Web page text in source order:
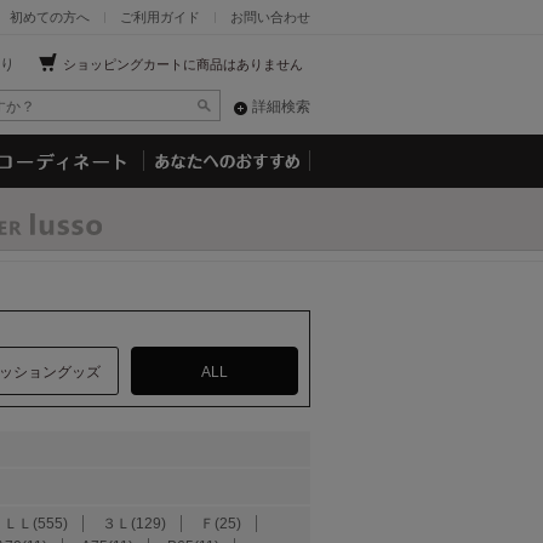
お問い合わせ
ご利用ガイド
初めての方へ
ショッピングカートに商品はありません
詳細検索
ショングッズ ALL
ＬＬ(555) ３Ｌ(129)
Ｆ(25)